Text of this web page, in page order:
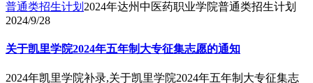
普通类招生计划 2024年达州中医药职业学院普通类招生计划
2024/9/28
关于凯里学院2024年五年制大专征集志愿的通知
2024年凯里学院补录,关于凯里学院2024年五年制大专征集志